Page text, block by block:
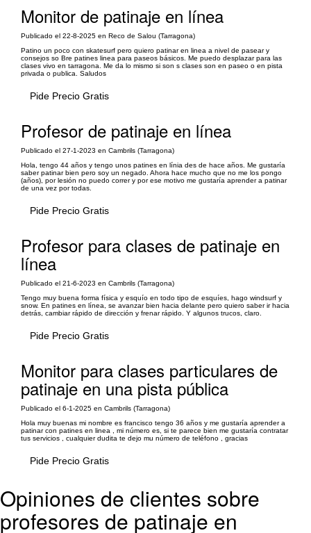
Monitor de patinaje en línea
Publicado el 22-8-2025 en Reco de Salou (Tarragona)
Patino un poco con skatesurf pero quiero patinar en linea a nivel de pasear y
consejos so Bre patines linea para paseos básicos. Me puedo desplazar para las
clases vivo en tarragona. Me da lo mismo si son s clases son en paseo o en pista
privada o publica. Saludos
Pide Precio Gratis
Profesor de patinaje en línea
Publicado el 27-1-2023 en Cambrils (Tarragona)
Hola, tengo 44 años y tengo unos patines en línia des de hace años. Me gustaría
saber patinar bien pero soy un negado. Ahora hace mucho que no me los pongo
(años), por lesión no puedo correr y por ese motivo me gustaría aprender a patinar
de una vez por todas.
Pide Precio Gratis
Profesor para clases de patinaje en
línea
Publicado el 21-6-2023 en Cambrils (Tarragona)
Tengo muy buena forma física y esquío en todo tipo de esquíes, hago windsurf y
snow. En patines en línea, se avanzar bien hacia delante pero quiero saber ir hacia
detrás, cambiar rápido de dirección y frenar rápido. Y algunos trucos, claro.
Pide Precio Gratis
Monitor para clases particulares de
patinaje en una pista pública
Publicado el 6-1-2025 en Cambrils (Tarragona)
Hola muy buenas mi nombre es francisco tengo 36 años y me gustaría aprender a
patinar con patines en linea , mi número es, si te parece bien me gustaría contratar
tus servicios , cualquier dudita te dejo mu número de teléfono , gracias
Pide Precio Gratis
Opiniones de clientes sobre
profesores de patinaje en